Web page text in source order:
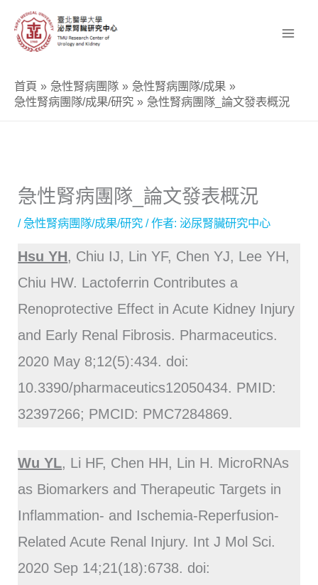
首頁 急性腎病團隊
急性腎病團隊/成果
急性腎病團隊/成果/研究
急性腎病團隊_論文發表概況
急性腎病團隊_論文發表概況
/急性腎病團隊/成果/研究 / 作者:泌尿腎臟研究中心
Hsu YH, Chiu IJ, Lin YF, Chen YJ, Lee YH,
Chiu HW. Lactoferrin Contributes a
Renoprotective Effect in Acute Kidney Injury
and Early Renal Fibrosis. Pharmaceutics.
2020 May 8;12(5):434. doi:
10.3390/pharmaceutics12050434. PMID:
32397266; PMCID: PMC7284869.
Wu YL, Li HF, Chen HH, Lin H. MicroRNAs
as Biomarkers and Therapeutic Targets in
Inflammation- and Ischemia-Reperfusion-
Related Acute Renal Injury. Int J Mol Sci.
2020 Sep 14;21(18):6738. doi: